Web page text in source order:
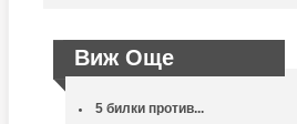
Виж Още
5 билки против...